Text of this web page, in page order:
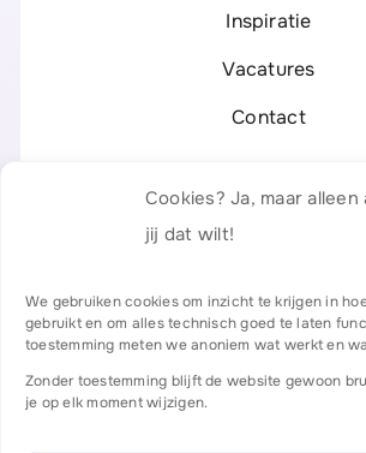
Cookies? Ja, maar alleen
jij dat wilt!
We gebruiken cookies om inzicht te krijgen in
gebruikt en om alles technisch goed te laten
toestemming meten we anoniem wat werkt en
Zonder toestemming blijft de website gewoon
je op elk moment wijzigen.
Inspiratie
Vacatures
Contact
Privacyverklaring
Algemene
Certificaten & partners